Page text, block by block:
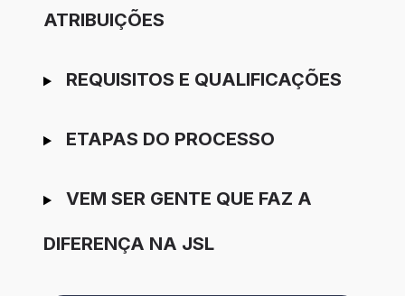
ATRIBUIÇÕES
REQUISITOS E QUALIFICAÇÕES
ETAPAS DO PROCESSO
VEM SER GENTE QUE FAZ A
DIFERENÇA NA JSL